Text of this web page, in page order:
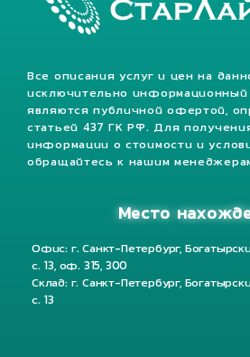
Все описания услуг и цен на
исключительно информационный
являются публичной офертой,
статьей 437 ГК РФ. Для
информации о стоимости и
обращайтесь к нашим
Место
Офис: г. Санкт-Петербург,
с. 13, оф. 315, 300
Склад: г. Санкт-Петербург,
с. 13